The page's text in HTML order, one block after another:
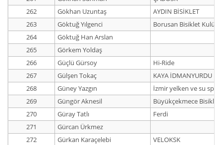
262
Gökhan Uzuntaş
AYDIN BİSİKLET
263
Göktuğ Yılgenci
Borusan Bisiklet
264
Göktuğ Han Arslan
265
Görkem Yoldaş
266
Güçlü Gürsoy
Hi-Ride
267
Gülşen Tokaç
KAYA İDMANYURDU
268
Güney Yazgın
İzmir yelken ve su
269
Güngör Aknesil
Büyükçekmece
270
Güray Tatlı
Ferdi
271
Gürcan Ürkmez
272
Gürkan Karaçelebi
VELOKSK